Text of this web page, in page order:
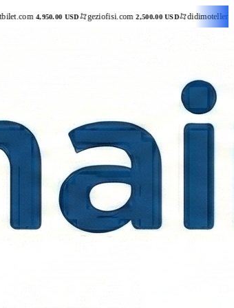
USD geziofisi.com 2,500.00 USD didimotelleri.com 3,000.00